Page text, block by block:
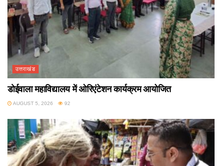
उत्तराखंड
डोईवाला महाविद्यालय में ओरिएंटेशन कार्यक्रम आयोजित
AUGUST 5, 2026 92